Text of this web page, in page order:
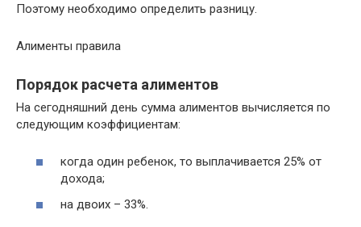
Поэтому необходимо определить разницу.
Алименты правила
Порядок расчета алиментов
На сегодняшний день сумма алиментов вычисляется по
следующим коэффициентам:
когда один ребенок, то выплачивается 25% от
дохода;
на двоих – 33%.